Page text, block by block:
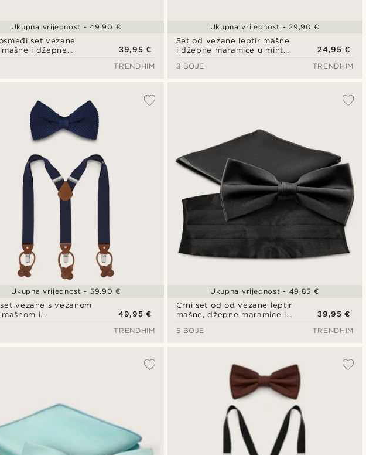
set vezane
i džepne
39,95 €
Ukupna vrijednost - 49,90 €
TRENDHIM
Set od vezane leptir mašne
i džepne maramice u mint
24,95 €
Ukupna vrijednost - 29,90 €
3 BOJE TRENDHIM
vezane s vezanom
i
49,95 €
Ukupna vrijednost - 59,90 €
TRENDHIM
Crni set od od vezane leptir
mašne, džepne maramice i
39,95 €
Ukupna vrijednost - 49,85 €
5 BOJE TRENDHIM